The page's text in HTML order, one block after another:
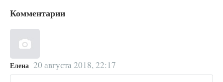
Комментарии
Елена 20 августа 2018, 22:17